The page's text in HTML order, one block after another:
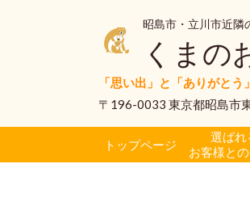
昭島市・立川市近隣
くまの
「思い出」と「ありがと
〒196-0033 東京都昭島市
トップページ
選ばれ
お客様と